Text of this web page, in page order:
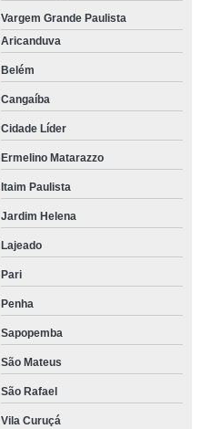
Vargem Grande Paulista
Aricanduva
Belém
Cangaíba
Cidade Líder
Ermelino Matarazzo
Itaim Paulista
Jardim Helena
Lajeado
Pari
Penha
Sapopemba
São Mateus
São Rafael
Vila Curuçá